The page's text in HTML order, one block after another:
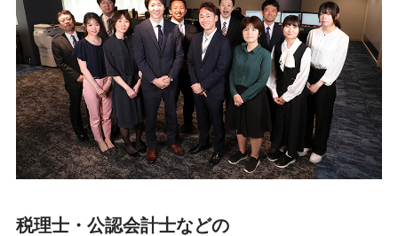
税理士・公認会計士などの